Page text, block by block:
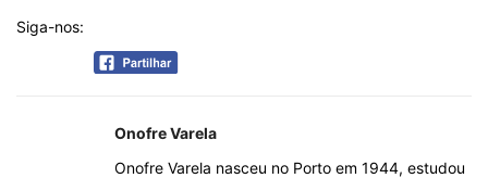
Siga-nos:
Onofre Varela
Onofre Varela nasceu no Porto em 1944, estudou